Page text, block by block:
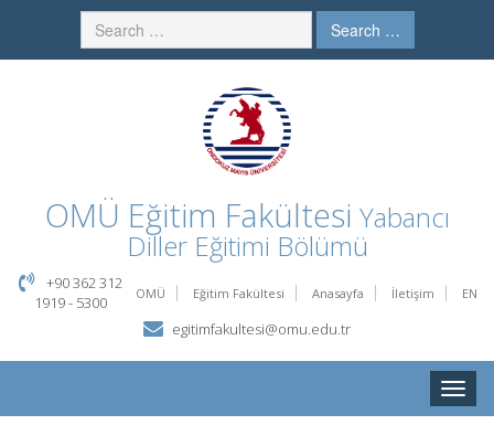
Search …
OMÜ Eğitim Fakültesi Yabancı
Diller Eğitimi Bölümü
OMÜ Eğitim Fakültesi Anasayfa İletişim EN
+90 362 312
1919 - 5300
egitimfakultesi@omu.edu.tr
Toggle